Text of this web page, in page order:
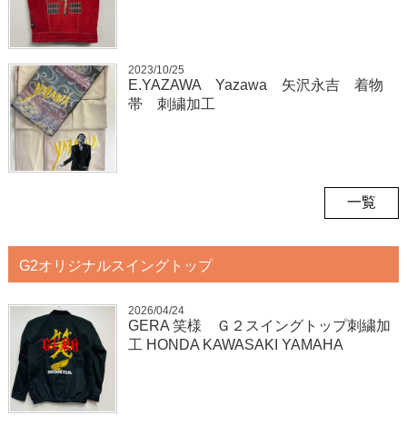
2023/10/25
E.YAZAWA Yazawa 矢沢永吉 着物
帯 刺繍加工
一覧
G2オリジナルスイングトップ
2026/04/24
GERA 笑様 Ｇ２スイングトップ刺繍加
工 HONDA KAWASAKI YAMAHA